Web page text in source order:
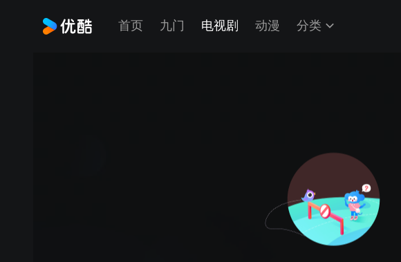
首页 九门 电视剧 动漫 分类